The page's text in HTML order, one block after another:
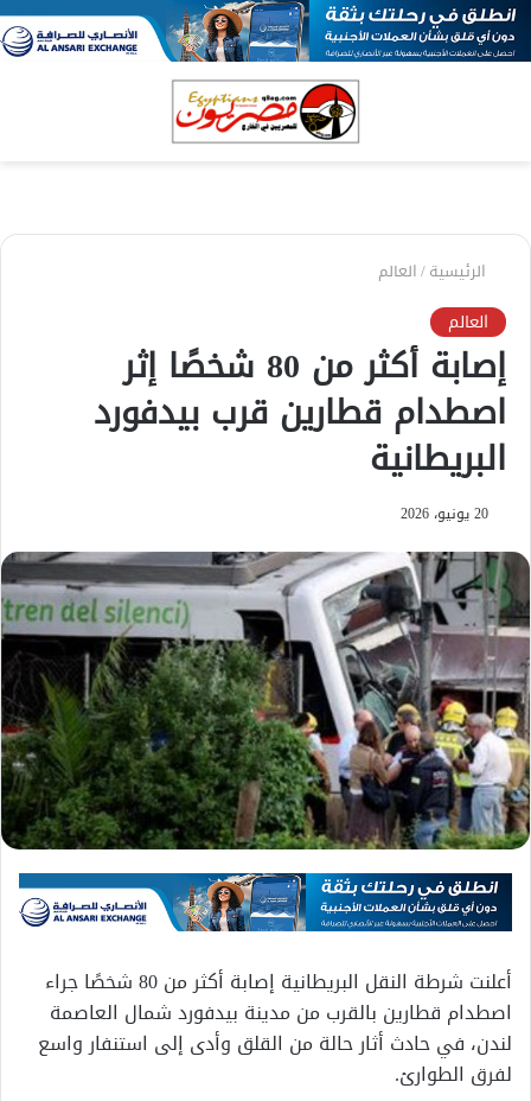
الرئيسية/العالم
العالم
إصابة أكثر من 80 شخصًا إثر
اصطدام قطارين قرب بيدفورد
البريطانية
20 يونيو، 2026
أعلنت شرطة النقل البريطانية إصابة أكثر من 80 شخصًا جراء
اصطدام قطارين بالقرب من مدينة بيدفورد شمال العاصمة
لندن، في حادث أثار حالة من القلق وأدى إلى استنفار واسع
لفرق الطوارئ.